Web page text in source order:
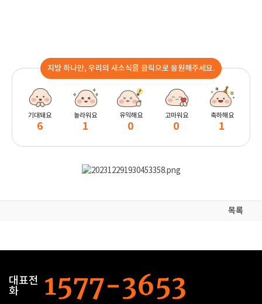
지방 하나만, 우리의 새소식을 클릭으로 응원해주세요.
기대돼요
6
놀라워요
1
유익해요
0
고마워요
0
축하해요
1
목록
대표전
화